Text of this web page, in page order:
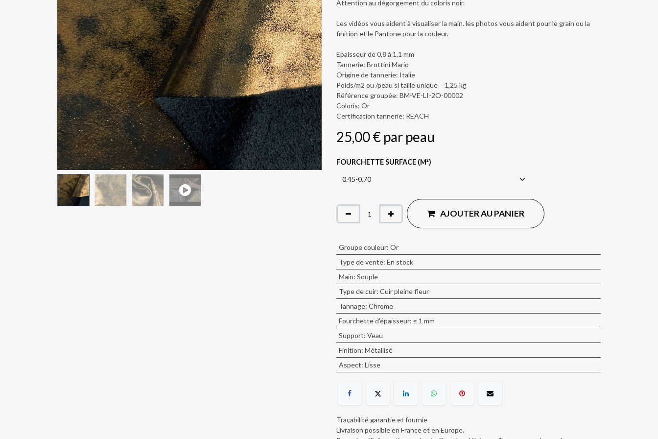
Attention au dégorgement du coloris noir.
Les vidéos vous aident à visualiser la main. les photos vous aident pour le grain ou la
finition et le Pantone pour la couleur.
Epaisseur de 0,8 à 1,1 mm
Tannerie: Brottini Mario
Origine de tannerie: Italie
Poids/m2 ou /peau si taille unique = 1,25 kg
Référence groupée: BM-VE-LI-2O-00002
Coloris: Or
Certification tannerie: REACH
25,00€ par peau
FOURCHETTE SURFACE (M²)
AJOUTER AU PANIER
Groupe couleur: Or
Type de vente: En stock
Main: Souple
Type de cuir: Cuir pleine fleur
Tannage: Chrome
Fourchette d'épaisseur: ≤ 1 mm
Support: Veau
Finition: Métallisé
Aspect: Lisse
Traçabilité garantie et fournie
Livraison possible en France et en Europe.